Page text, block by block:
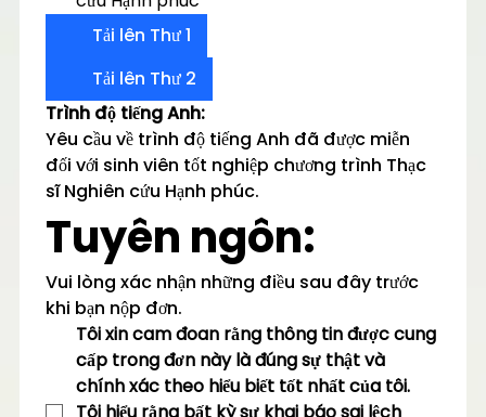
Tải lên Thư 1
Tải lên Thư 2
Trình độ tiếng Anh:
Yêu cầu về trình độ tiếng Anh đã được miễn
đối với sinh viên tốt nghiệp chương trình Thạc
sĩ Nghiên cứu Hạnh phúc.
Tuyên ngôn:
Vui lòng xác nhận những điều sau đây trước
khi bạn nộp đơn.
Tôi xin cam đoan rằng thông tin được cung
cấp trong đơn này là đúng sự thật và
chính xác theo hiểu biết tốt nhất của tôi.